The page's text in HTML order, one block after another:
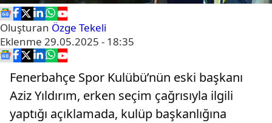
Oluşturan Özge Tekeli
Eklenme 29.05.2025 - 18:35
Fenerbahçe Spor Kulübü’nün eski başkanı
Aziz Yıldırım, erken seçim çağrısıyla ilgili
yaptığı açıklamada, kulüp başkanlığına